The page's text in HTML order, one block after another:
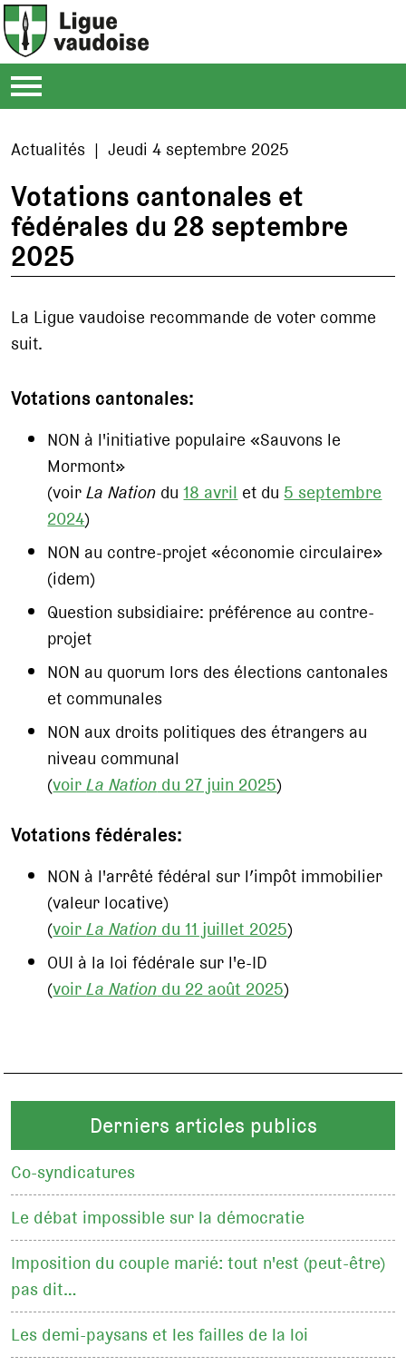
Actualités | Jeudi 4 septembre 2025
Votations cantonales et
fédérales du 28 septembre
2025
La Ligue vaudoise recommande de voter comme
suit.
Votations cantonales:
NON à l'initiative populaire «Sauvons le
Mormont»
(voirLa Nation du18 avril et du 5 septembre
2024)
NON au contre-projet «économie circulaire»
(idem)
Question subsidiaire: préférence au contre-
projet
NON au quorum lors des élections cantonales
et communales
NON aux droits politiques des étrangers au
niveau communal
(voirLa Nation du 27 juin 2025)
Votations fédérales:
NON à l'arrêté fédéral sur l’impôt immobilier
(valeur locative)
(voirLa Nationdu 11 juillet 2025)
OUI à la loi fédérale sur l'e-ID
(voirLa Nationdu 22 août 2025)
Derniers articles publics
Co-syndicatures
Le débat impossible sur la démocratie
Imposition du couple marié: tout n'est (peut-être)
pas dit…
Les demi-paysans et les failles de la loi